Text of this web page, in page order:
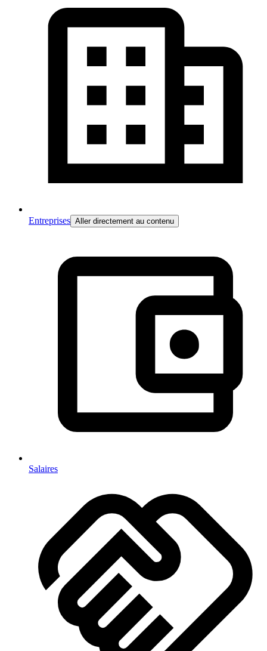
Entreprises Aller directement au contenu
Salaires